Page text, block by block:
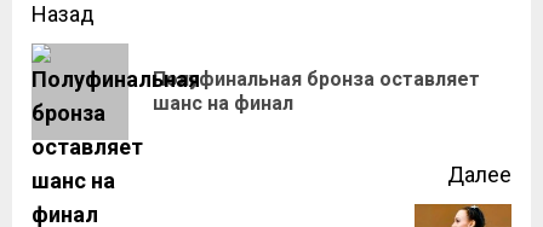
Назад
Полуфинальная бронза оставляет
шанс на финал
Далее